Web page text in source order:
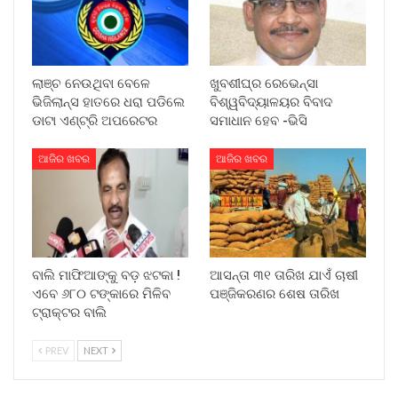
ଲାଞ୍ଚ ନେଉଥିବା ବେଳେ
ଭିଜିଲାନ୍ସ ହାତରେ ଧରା ପଡିଲେ
ଡାଟା ଏଣ୍ଟ୍ରି ଅପରେଟର
ଖୁବଶୀଘ୍ର ରେଭେନ୍ସା
ବିଶ୍ୱବିଦ୍ୟାଳୟର ବିବାଦ
ସମାଧାନ ହେବ -ଭିସି
ଆଜିର ଖବର
ବାଲି ମାଫିଆଙ୍କୁ ବଡ଼ ଝଟକା !
ଏବେ ୬୮୦ ଟଙ୍କାରେ ମିଳିବ
ଟ୍ରାକ୍ଟର ବାଲି
ଆଜିର ଖବର
ଆସନ୍ତା ୩୧ ତାରିଖ ଯାଏଁ ଚାଷୀ
ପଞ୍ଜିକରଣର ଶେଷ ତାରିଖ
PREV NEXT